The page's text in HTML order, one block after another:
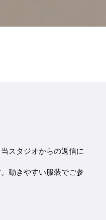
スタジオからの返信に
動きやすい服装でご参